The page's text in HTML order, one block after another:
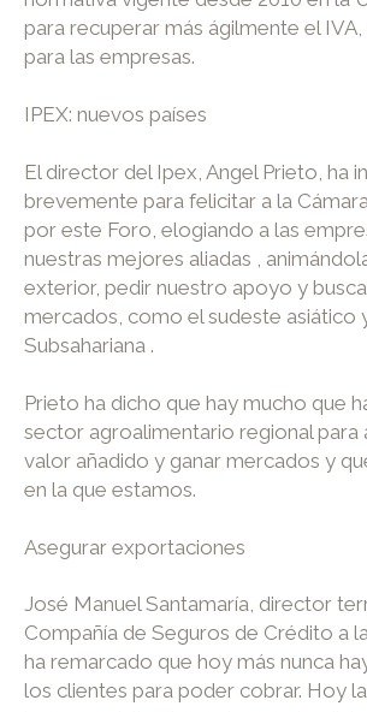
para recuperar más ágilmente el
para las empresas.
IPEX: nuevos países
El director del Ipex, Angel Prieto, ha
brevemente para felicitar a la
por este Foro, elogiando a las
nuestras mejores aliadas ,
exterior, pedir nuestro apoyo y
mercados, como el sudeste asiático
Subsahariana .
Prieto ha dicho que hay mucho que
sector agroalimentario regional para
valor añadido y ganar mercados y
en la que estamos.
Asegurar exportaciones
José Manuel Santamaría, director
Compañía de Seguros de Crédito a
ha remarcado que hoy más nunca
los clientes para poder cobrar. Hoy